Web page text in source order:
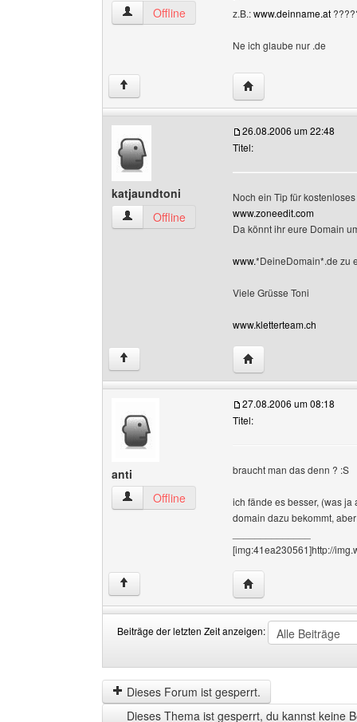
uhs Benutzer-Profile anzeigen
Offline
z.B.:www.deinname.at
Ne ich glaube nur .de
↑ Website dieses
katjaundtoni
katjaundtoni Benutzer-Profile anzeigen
Offline
26.08.2006 um 22:48
Titel:
Noch ein Tip für
www.zoneedit.com
Da könnt ihr eure Domain
www.*DeineDomain*.de zu
Viele Grüsse Toni
www.kletterteam.ch
↑ Website dieses
anti
anti Benutzer-Profile anzeigen
Offline
27.08.2006 um 08:18
Titel:
braucht man das denn ? :S
ich fände es besser, (was
domain dazu bekommt,
[img:41ea230561]http://
↑ Website dieses
Beiträge der letzten Zeit anzeigen:
der
letzten
Zeit
by
Dieses Forum ist gesperrt.
Dieses Thema ist gesperrt, du kannst keine